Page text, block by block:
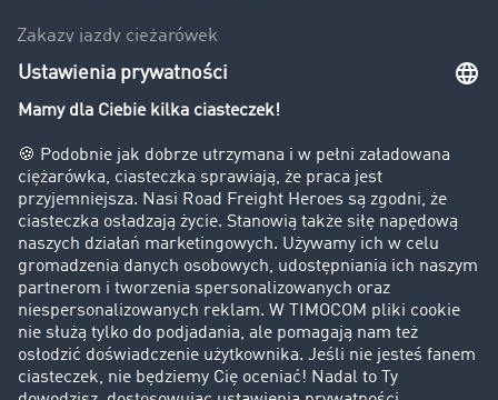
Zakazy jazdy ciężarówek
Bezpieczeństwo
Firma
Historie sukcesu
Klienci pozyskują nowych klientów
Informacje prawne
Impressum